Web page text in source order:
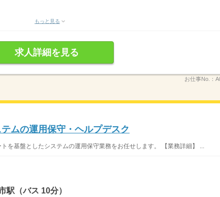
もっと見る
求人詳細を見る
お仕事No.：
ムの運用保守・ヘルプデスク
を基盤としたシステムの運用保守業務をお任せします。 【業務詳細】 ...
駅（バス 10分）